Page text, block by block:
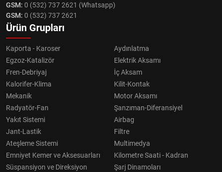
GSM: 0 (532) 737 2621 (Whatsapp)
GSM: 0 (532) 737 2621
Ürün Grupları
Kaporta - Karoser
Aydınlatma
Egzoz-Katalizör
Elektrik Aksamı
Fren-Debriyaj
İç Aksam
Kalorifer-Klima
Kilit-Kontak
Mekanik
Motor Aksamı
Radyatör-Fan
Şanzıman-Diferansiyel
Yakıt Sistemi
Airbag
Jant-Lastik
Filtre
Ateşleme Sistemi
Multimedya
Emniyet Kemer ve Aksesuarları
Kilometre Saati - Kadran
Süspansiyon ve Direksiyon
Şarj Dinamoları